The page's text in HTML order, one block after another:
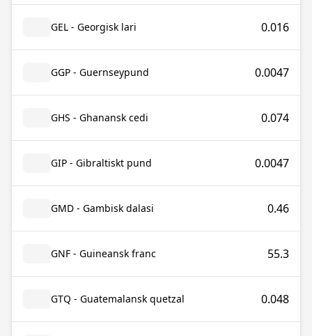
GEL - Georgisk lari 0.016
GGP - Guernseypund 0.0047
GHS - Ghanansk cedi 0.074
GIP - Gibraltiskt pund 0.0047
GMD - Gambisk dalasi 0.46
GNF - Guineansk franc 55.3
GTQ - Guatemalansk quetzal 0.048